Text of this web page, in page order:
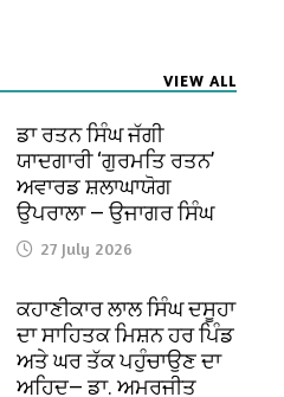
VIEW ALL
ਡਾ ਰਤਨ ਸਿੰਘ ਜੱਗੀ
ਯਾਦਗਾਰੀ ‘ਗੁਰਮਤਿ ਰਤਨ’
ਅਵਾਰਡ ਸ਼ਲਾਘਾਯੋਗ
ਉਪਰਾਲਾ — ਉਜਾਗਰ ਸਿੰਘ
27 July 2026
ਕਹਾਣੀਕਾਰ ਲਾਲ ਸਿੰਘ ਦਸੂਹਾ
ਦਾ ਸਾਹਿਤਕ ਮਿਸ਼ਨ ਹਰ ਪਿੰਡ
ਅਤੇ ਘਰ ਤੱਕ ਪਹੁੰਚਾਉਣ ਦਾ
ਅਹਿਦ— ਡਾ. ਅਮਰਜੀਤ